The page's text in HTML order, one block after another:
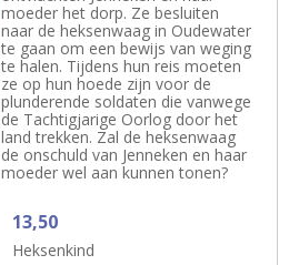
moeder het dorp. Ze besluiten
naar de heksenwaag in Oudewater
te gaan om een bewijs van weging
te halen. Tijdens hun reis moeten
ze op hun hoede zijn voor de
plunderende soldaten die vanwege
de Tachtigjarige Oorlog door het
land trekken. Zal de heksenwaag
de onschuld van Jenneken en haar
moeder wel aan kunnen tonen?
13,50
Heksenkind